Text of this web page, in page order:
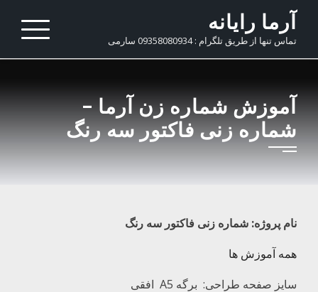
Skip
content
آرما رایانه
تماس تنها از طریق تلگرام : 09358080934 سارمی
آموزش شماره زن آرما –
شماره زنی فاکتور سه رنگ
نام پروژه: شماره زنی فاکتور سه رنگ
همه آموزش ها
سایز صفحه طراحی: برگه A5 افقی